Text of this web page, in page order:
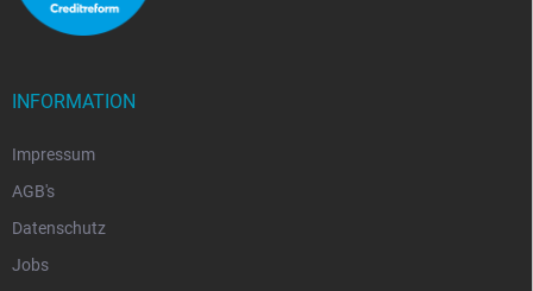
INFORMATION
Impressum
AGB's
Datenschutz
Jobs